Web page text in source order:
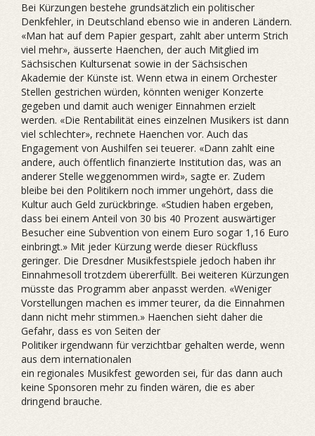
Bei Kürzungen bestehe grundsätzlich ein politischer
Denkfehler, in Deutschland ebenso wie in anderen Ländern.
«Man hat auf dem Papier gespart, zahlt aber unterm Strich
viel mehr», äusserte Haenchen, der auch Mitglied im
Sächsischen Kultursenat sowie in der Sächsischen
Akademie der Künste ist. Wenn etwa in einem Orchester
Stellen gestrichen würden, könnten weniger Konzerte
gegeben und damit auch weniger Einnahmen erzielt
werden. «Die Rentabilität eines einzelnen Musikers ist dann
viel schlechter», rechnete Haenchen vor. Auch das
Engagement von Aushilfen sei teuerer. «Dann zahlt eine
andere, auch öffentlich finanzierte Institution das, was an
anderer Stelle weggenommen wird», sagte er. Zudem
bleibe bei den Politikern noch immer ungehört, dass die
Kultur auch Geld zurückbringe. «Studien haben ergeben,
dass bei einem Anteil von 30 bis 40 Prozent auswärtiger
Besucher eine Subvention von einem Euro sogar 1,16 Euro
einbringt.» Mit jeder Kürzung werde dieser Rückfluss
geringer. Die Dresdner Musikfestspiele jedoch haben ihr
Einnahmesoll trotzdem übererfüllt. Bei weiteren Kürzungen
müsste das Programm aber anpasst werden. «Weniger
Vorstellungen machen es immer teurer, da die Einnahmen
dann nicht mehr stimmen.» Haenchen sieht daher die
Gefahr, dass es von Seiten der
Politiker irgendwann für verzichtbar gehalten werde, wenn
aus dem internationalen
ein regionales Musikfest geworden sei, für das dann auch
keine Sponsoren mehr zu finden wären, die es aber
dringend brauche.